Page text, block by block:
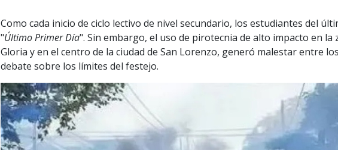
Como cada inicio de ciclo lectivo de nivel secundario, los estudiantes del
"Último Primer Día". Sin embargo, el uso de pirotecnia de alto impacto en la
Gloria y en el centro de la ciudad de San Lorenzo, generó malestar entre
debate sobre los límites del festejo.